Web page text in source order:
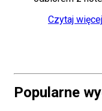
Czytaj więcej
Popularne